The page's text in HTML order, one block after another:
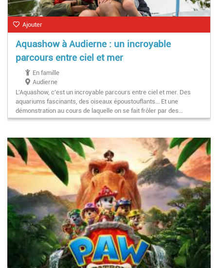
Ajouter
Aquashow à Audierne : un incroyable
parcours entre ciel et mer
En famille
Audierne
L'Aquashow, c'est un incroyable parcours entre ciel et mer. Des
aquariums fascinants, des oiseaux époustouflants... Et une
démonstration au cours de laquelle on se fait frôler par des…